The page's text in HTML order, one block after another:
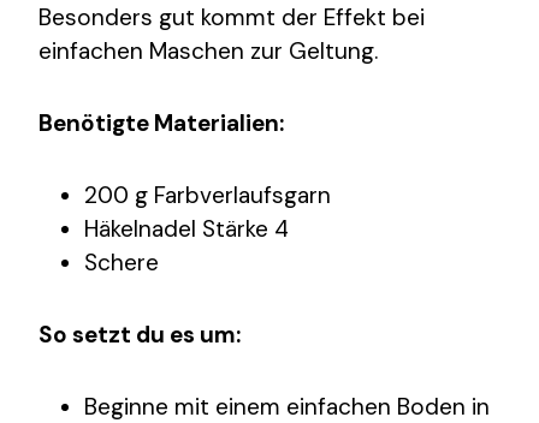
Besonders gut kommt der Effekt bei
einfachen Maschen zur Geltung.
Benötigte Materialien:
200 g Farbverlaufsgarn
Häkelnadel Stärke 4
Schere
So setzt du es um:
Beginne mit einem einfachen Boden in